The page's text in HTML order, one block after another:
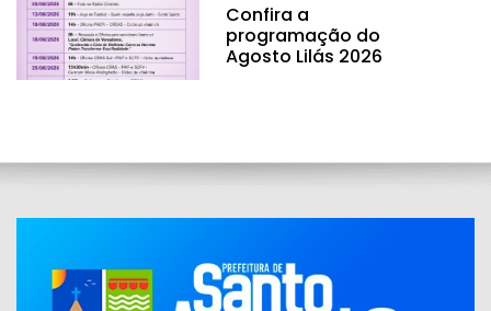
Confira a
programação do
Agosto Lilás 2026